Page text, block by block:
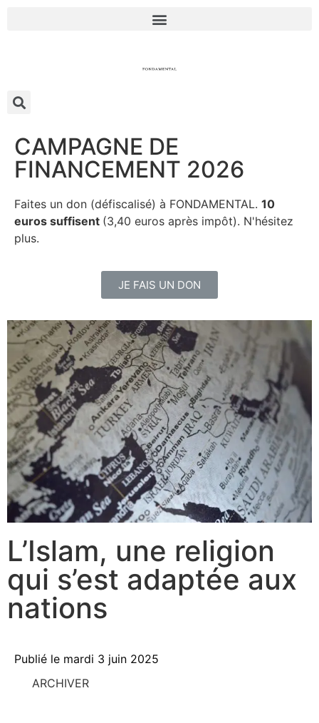
CAMPAGNE DE
FINANCEMENT 2026
Faites un don (défiscalisé) à FONDAMENTAL. 10
euros suffisent (3,40 euros après impôt). N'hésitez
plus.
JE FAIS UN DON
L’Islam, une religion
qui s’est adaptée aux
nations
Publié le mardi 3 juin 2025
ARCHIVER